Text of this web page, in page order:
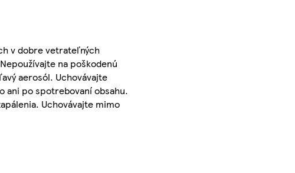
v dobre vetrateľných
na poškodenú
aerosól. Uchovávajte
ani po spotrebovaní obsahu.
Uchovávajte mimo